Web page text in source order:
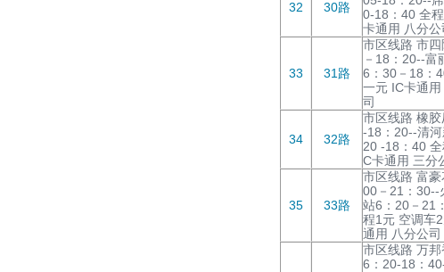
32 30路
0-18：40 全
卡通用 八分公
33 31路
市区线路 市
－18：20--富
6：30－18：
一元 IC卡通用
司
34 32路
市区线路 橡
-18：20--清河
20 -18：40
C卡通用 三分
35 33路
市区线路 富豪
00－21：30--
站6：20－21
程1元 空调车
通用 八分公司
市区线路 万邦
6：20-18：